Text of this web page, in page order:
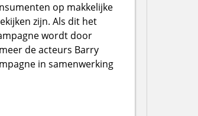
op makkelijke
zijn. Als dit het
wordt door
de acteurs Barry
in samenwerking